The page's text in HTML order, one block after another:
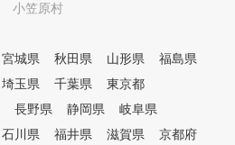
小笠原村
宮城県 秋田県 山形県
福島県
埼玉県 千葉県
東京都
長野県 静岡県
岐阜県
石川県 福井県 滋賀県
京都府